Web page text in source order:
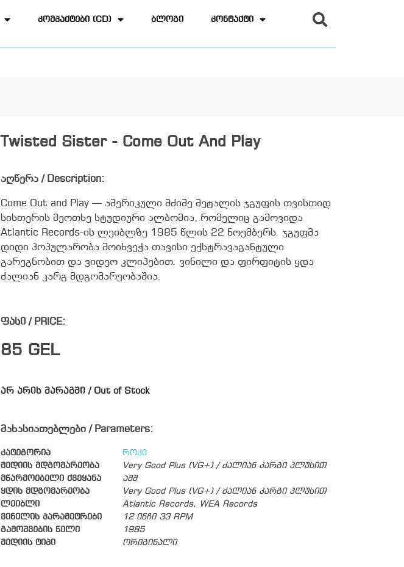
კომპაქტები (CD) ბლოგი კონტაქტი
Twisted Sister - Come Out And Play
აღწერა / Description:
Come Out and Play — ამერიკული მძიმე მეტალის ჯგუფის თვისთიდ
სისთერის მეოთხე სტუდიური ალბომია, რომელიც გამოვიდა
Atlantic Records-ის ლეიბლზე 1985 წლის 22 ნოემბერს. ჯგუფმა
დიდი პოპულარობა მოიხვეჭა თავისი ექსტრავაგანტული
გარეგნობით და ვიდეო კლიპებით. ვინილი და ფირფიტის ყდა
ძალიან კარგ მდგომარეობაშია.
ფასი / PRICE:
85 GEL
არ არის მარაგში / Out of Stock
მახასიათებლები / Parameters:
კატეგორია
როკი
მედიის მდგომარეობა
Very Good Plus (VG+) / ძალიან კარგი პლუსით
მწარმოებელი ქვეყანა
აშშ
ყდის მდგომარეობა
Very Good Plus (VG+) / ძალიან კარგი პლუსით
ლეიბლი
Atlantic Records, WEA Records
ვინილის პარამეტრები
12 ინჩი 33 RPM
გამოშვების წელი
1985
მედიის ტიპი
ორიგინალი